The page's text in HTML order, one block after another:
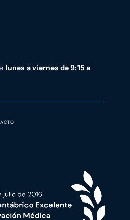
lunes a viernes de 9:15 a